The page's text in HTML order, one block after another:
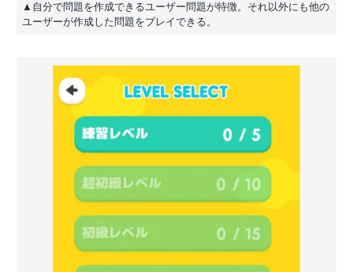
▲自分で問題を作成できるユーザー問題が特徴。それ以外にも他の
ユーザーが作成した問題をプレイできる。